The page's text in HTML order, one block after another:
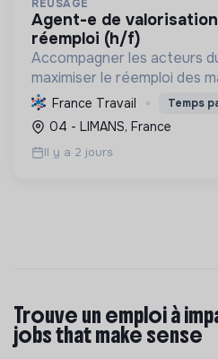
REUSAGE
agent-e de valorisation et logistique du
réemploi (h/f)
Accompagner les acteurs
maximiser le réemploi des
déchets et promouvoir une
durable, tout en créant des
France Travail Temps
04 - LIMANS, France
Il y a 2 jours
Trouve un emploi à
jobs that make sense